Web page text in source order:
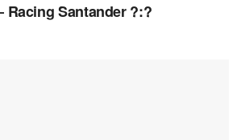
Racing Santander ?:?